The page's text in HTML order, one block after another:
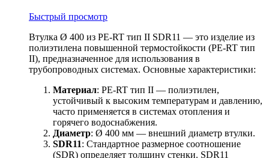
Быстрый просмотр
Втулка Ø 400 из PE-RT тип II SDR11 — это изделие из
полиэтилена повышенной термостойкости (PE-RT тип
II), предназначенное для использования в
трубопроводных системах. Основные характеристики:
Материал: PE-RT тип II — полиэтилен,
устойчивый к высоким температурам и давлению,
часто применяется в системах отопления и
горячего водоснабжения.
Диаметр: Ø 400 мм — внешний диаметр втулки.
SDR11: Стандартное размерное соотношение
(SDR) определяет толщину стенки. SDR11